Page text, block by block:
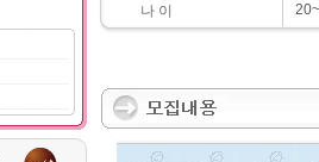
나 이